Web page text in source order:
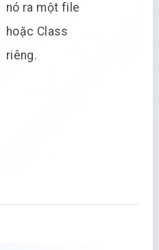
nó ra một file
hoặc Class
riêng.